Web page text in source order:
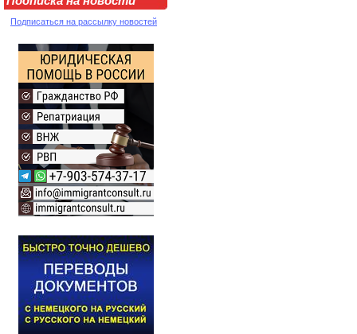
Подписаться на рассылку новостей